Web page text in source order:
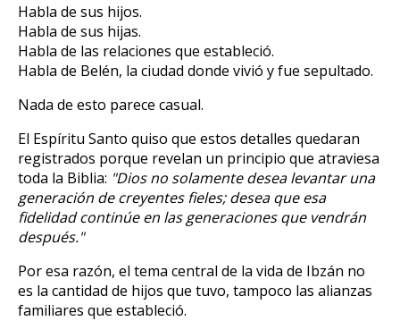
Habla de sus hijos.
Habla de sus hijas.
Habla de las relaciones que estableció.
Habla de Belén, la ciudad donde vivió y fue sepultado.
Nada de esto parece casual.
El Espíritu Santo quiso que estos detalles quedaran
registrados porque revelan un principio que atraviesa
toda la Biblia: "Dios no solamente desea levantar una
generación de creyentes fieles; desea que esa
fidelidad continúe en las generaciones que vendrán
después."
Por esa razón, el tema central de la vida de Ibzán no
es la cantidad de hijos que tuvo, tampoco las alianzas
familiares que estableció.